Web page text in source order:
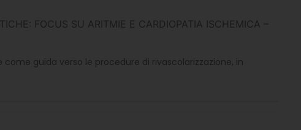
FOCUS SU ARITMIE E CARDIOPATIA ISCHEMICA –
guida verso le procedure di rivascolarizzazione, in